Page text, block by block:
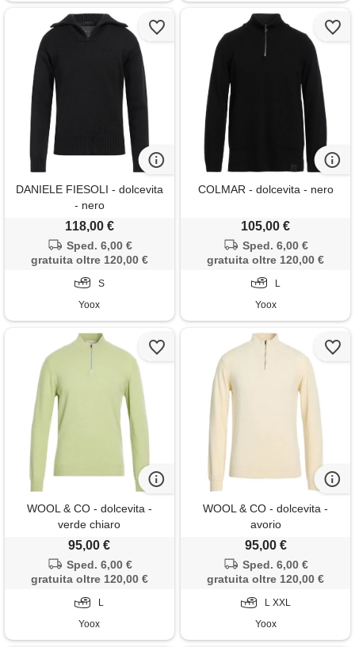
DANIELE FIESOLI - dolcevita
- nero
118,00 €
Sped. 6,00 €
gratuita oltre 120,00 €
S
Yoox
COLMAR - dolcevita - nero
105,00 €
Sped. 6,00 €
gratuita oltre 120,00 €
L
Yoox
WOOL & CO - dolcevita -
verde chiaro
95,00 €
Sped. 6,00 €
gratuita oltre 120,00 €
L
Yoox
WOOL & CO - dolcevita -
avorio
95,00 €
Sped. 6,00 €
gratuita oltre 120,00 €
L XXL
Yoox